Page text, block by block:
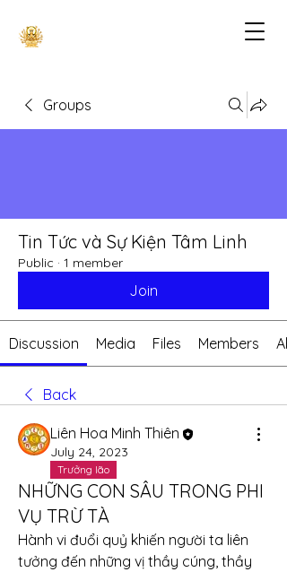
Groups
Tin Tức và Sự Kiện Tâm Linh
Public · 1 member
Join
Discussion Media Files Members
Back
Liên Hoa Minh Thiên
July 24, 2023
Trưởng lão
NHỮNG CON SÂU TRONG PHI
VỤ TRỪ TÀ
Hành vi đuổi quỷ khiến người ta liên
tưởng đến những vị thầy cúng, thầy